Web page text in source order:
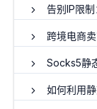
告别IP限
跨境电商
Socks5静
如何利用